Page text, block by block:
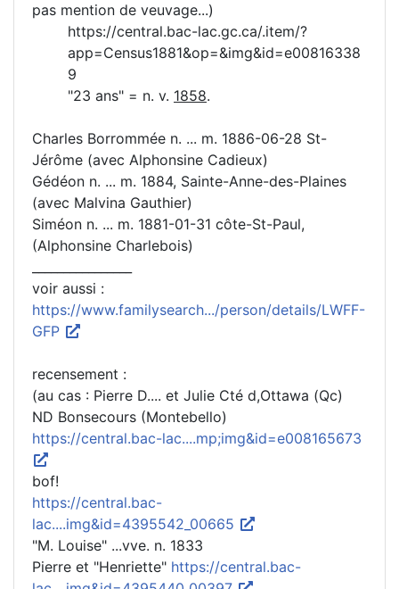
pas mention de veuvage...)
https://central.bac-lac.gc.ca/.item/?
app=Census1881&op=&img&id=e00816338
9
"23 ans" = n. v. 1858.
Charles Borrommée n. ... m. 1886-06-28 St-
Jérôme (avec Alphonsine Cadieux)
Gédéon n. ... m. 1884, Sainte-Anne-des-Plaines
(avec Malvina Gauthier)
Siméon n. ... m. 1881-01-31 côte-St-Paul,
(Alphonsine Charlebois)
voir aussi :
https://www.familysearch.../person/details/LWFF-
GFP
recensement :
(au cas : Pierre D.... et Julie Cté d,Ottawa (Qc)
ND Bonsecours (Montebello)
https://central.bac-lac....mp;img&id=e008165673
bof!
https://central.bac-
lac....img&id=4395542_00665
"M. Louise" ...vve. n. 1833
Pierre et "Henriette" https://central.bac-